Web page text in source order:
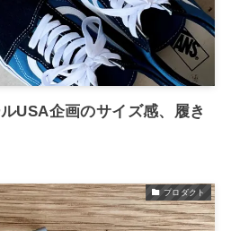
USA企画のサイズ感、履き
プロダクト